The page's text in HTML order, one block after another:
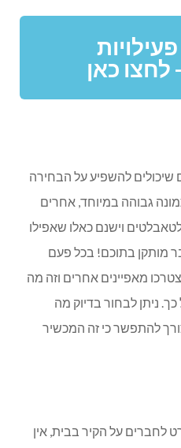
לחצו כאן
שיכולים להשפיע על הבחירה
גבוהה במיוחד, אחרים
וישנם כאלו שאפילו
מותקן בתוכם! בכל פעם
מאפיינים אחרים וזה מה
ניתן לבחור בדיוק מה
להתפשר כי זה המכשיר
לחברים על הקיר בבית, אין